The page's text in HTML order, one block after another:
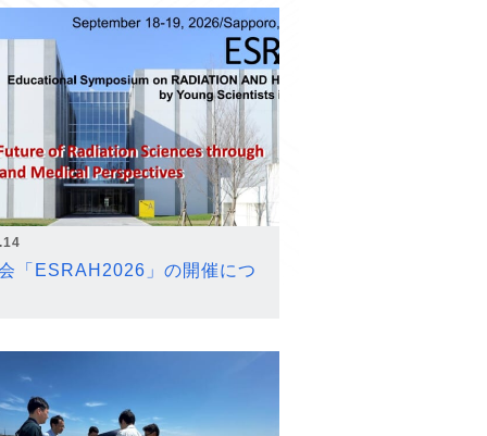
「ESRAH2026」の開催につ